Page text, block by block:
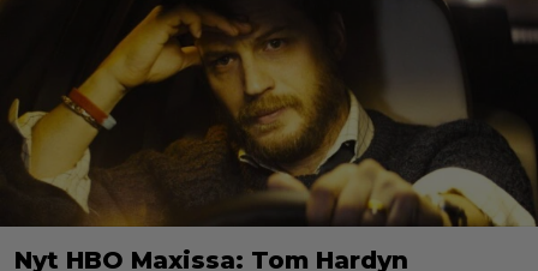
Nyt HBO Maxissa: Tom Hardyn